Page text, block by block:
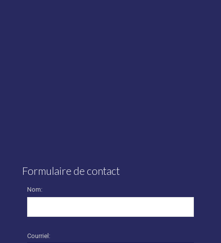
Formulaire de contact
Nom:
Courriel: